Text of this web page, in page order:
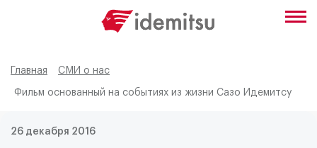
Главная СМИ о нас
Фильм основанный на событиях из жизни Сазо Идемитсу
26 декабря 2016